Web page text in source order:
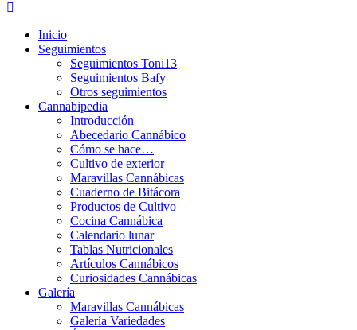
Inicio
Seguimientos
Seguimientos Toni13
Seguimientos Bafy
Otros seguimientos
Cannabipedia
Introducción
Abecedario Cannábico
Cómo se hace…
Cultivo de exterior
Maravillas Cannábicas
Cuaderno de Bitácora
Productos de Cultivo
Cocina Cannábica
Calendario lunar
Tablas Nutricionales
Artículos Cannábicos
Curiosidades Cannábicas
Galería
Maravillas Cannábicas
Galería Variedades